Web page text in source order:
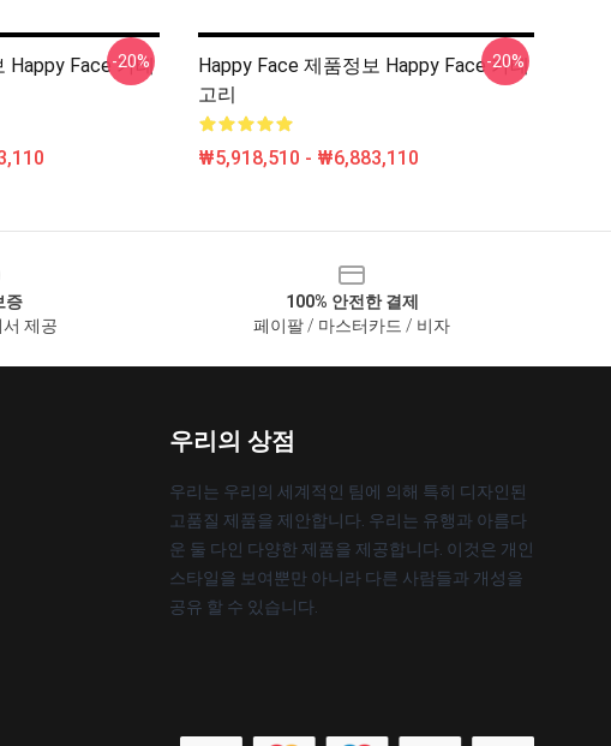
Happy Face 카테
-20%
Happy Face 제품정보 Happy Face 카테
고리
₩5,918,510 - ₩6,883,110
-20%
증
제공
100% 안전한 결제
페이팔 / 마스터카드 / 비자
우리의 상점
우리는 우리의 세계적인 팀에 의해 특히 디자인된
고품질 제품을 제안합니다. 우리는 유행과 아름다
운 둘 다인 다양한 제품을 제공합니다. 이것은 개인
스타일을 보여뿐만 아니라 다른 사람들과 개성을
공유 할 수 있습니다.